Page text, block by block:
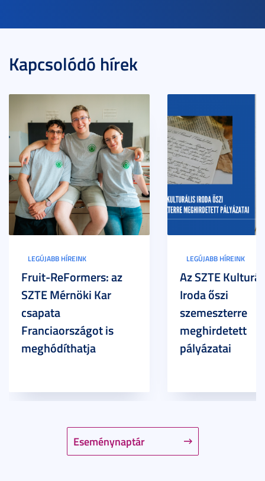
Kapcsolódó hírek
Eseménynaptár
LEGÚJABB HÍREINK
Fruit-ReFormers: az
SZTE Mérnöki Kar
csapata
Franciaországot is
meghódíthatja
LEGÚJABB HÍREINK
Az SZTE
Iroda őszi
szemeszterre
meghirdetett
pályázatai